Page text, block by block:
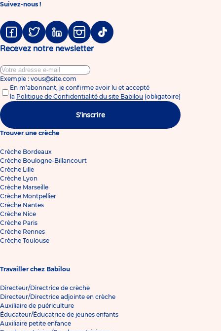
suivantepage
Suivez-nous !
FacebookTwitter LinkedinInstagramTiktok
Recevez notre newsletter
Exemple : vous@site.com
En m'abonnant, je confirme avoir lu et accepté
la Politique de Confidentialité du site Babilou (obligatoire)
S'inscrire
Trouver une crèche
Crèche Bordeaux
Crèche Boulogne-Billancourt
Crèche Lille
Crèche Lyon
Crèche Marseille
Crèche Montpellier
Crèche Nantes
Crèche Nice
Crèche Paris
Crèche Rennes
Crèche Toulouse
Travailler chez Babilou
Directeur/Directrice de crèche
Directeur/Directrice adjointe en crèche
Auxiliaire de puériculture
Éducateur/Éducatrice de jeunes enfants
Auxiliaire petite enfance